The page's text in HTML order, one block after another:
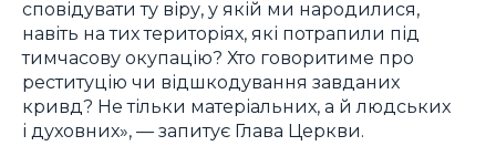
сповідувати ту віру, у якій ми народилися,
навіть на тих територіях, які потрапили під
тимчасову окупацію? Хто говоритиме про
реституцію чи відшкодування завданих
кривд? Не тільки матеріальних, а й людських
і духовних», — запитує Глава Церкви.